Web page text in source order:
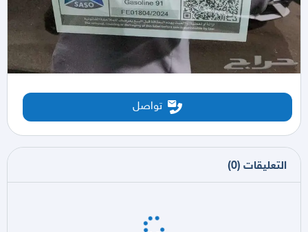
تواصل
التعليقات (
0
)